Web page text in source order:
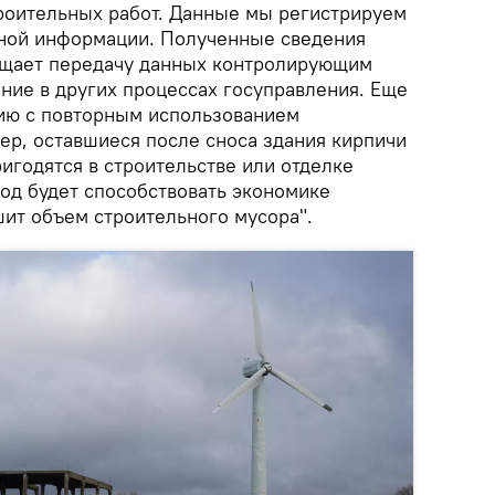
работ. Данные мы регистрируем
информации. Полученные сведения
передачу данных контролирующим
в других процессах госуправления. Еще
с повторным использованием
оставшиеся после сноса здания кирпичи
в строительстве или отделке
будет способствовать экономике
объем строительного мусора".